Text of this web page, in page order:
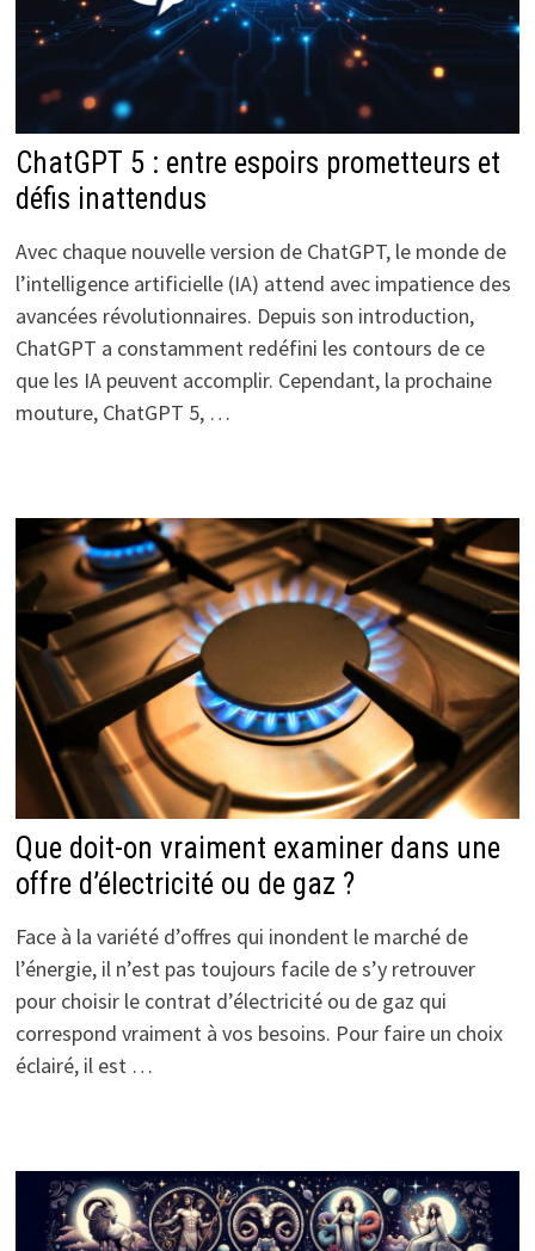
ChatGPT 5 : entre espoirs prometteurs et
défis inattendus
Avec chaque nouvelle version de ChatGPT, le monde de
l’intelligence artificielle (IA) attend avec impatience des
avancées révolutionnaires. Depuis son introduction,
ChatGPT a constamment redéfini les contours de ce
que les IA peuvent accomplir. Cependant, la prochaine
mouture, ChatGPT 5, …
Que doit-on vraiment examiner dans une
offre d’électricité ou de gaz ?
Face à la variété d’offres qui inondent le marché de
l’énergie, il n’est pas toujours facile de s’y retrouver
pour choisir le contrat d’électricité ou de gaz qui
correspond vraiment à vos besoins. Pour faire un choix
éclairé, il est …